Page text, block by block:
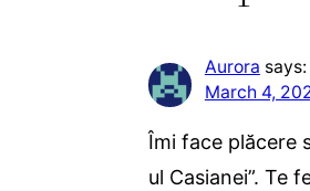
Aurora says:
March 4,
Îmi face plăcere
ul Casianei”. Te